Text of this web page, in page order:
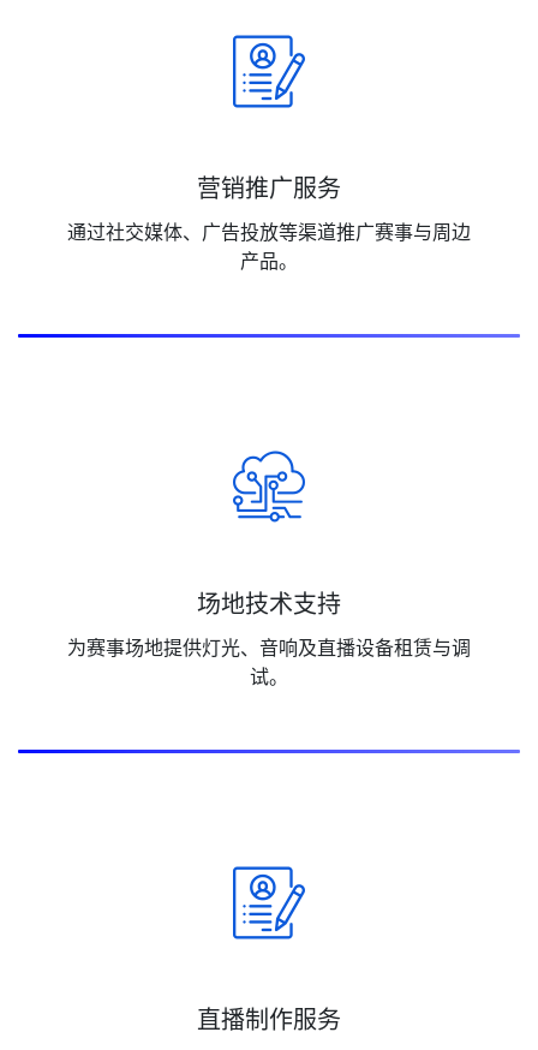
营销推广服务
通过社交媒体、广告投放等渠道推广赛事与周边
产品。
场地技术支持
为赛事场地提供灯光、音响及直播设备租赁与调
试。
直播制作服务